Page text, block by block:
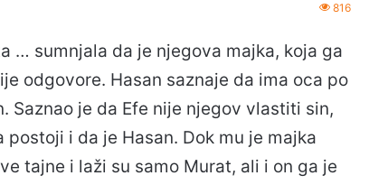
816
… sumnjala da je njegova majka, koja ga
odgovore. Hasan saznaje da ima oca po
Saznao je da Efe nije njegov vlastiti sin,
i da je Hasan. Dok mu je majka
tajne i laži su samo Murat, ali i on ga je